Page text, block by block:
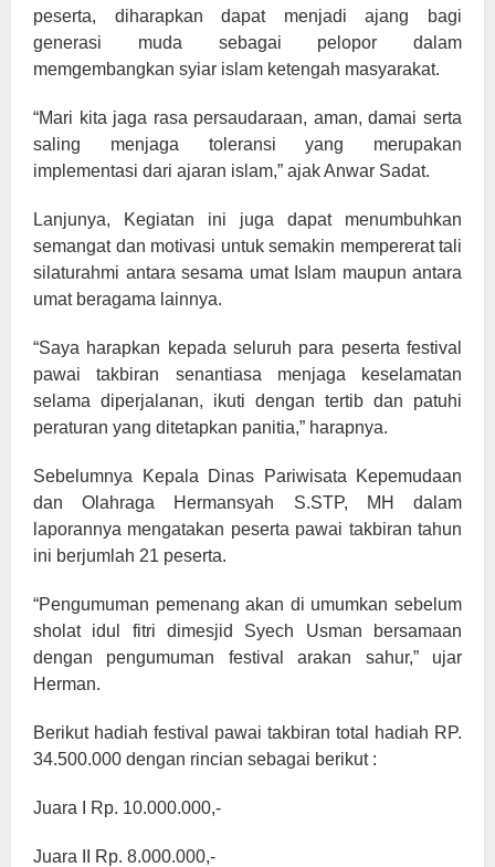
peserta, diharapkan dapat menjadi ajang bagi
generasi muda sebagai pelopor dalam
memgembangkan syiar islam ketengah masyarakat.
“Mari kita jaga rasa persaudaraan, aman, damai serta
saling menjaga toleransi yang merupakan
implementasi dari ajaran islam,” ajak Anwar Sadat.
Lanjunya, Kegiatan ini juga dapat menumbuhkan
semangat dan motivasi untuk semakin mempererat tali
silaturahmi antara sesama umat Islam maupun antara
umat beragama lainnya.
“Saya harapkan kepada seluruh para peserta festival
pawai takbiran senantiasa menjaga keselamatan
selama diperjalanan, ikuti dengan tertib dan patuhi
peraturan yang ditetapkan panitia,” harapnya.
Sebelumnya Kepala Dinas Pariwisata Kepemudaan
dan Olahraga Hermansyah S.STP, MH dalam
laporannya mengatakan peserta pawai takbiran tahun
ini berjumlah 21 peserta.
“Pengumuman pemenang akan di umumkan sebelum
sholat idul fitri dimesjid Syech Usman bersamaan
dengan pengumuman festival arakan sahur,” ujar
Herman.
Berikut hadiah festival pawai takbiran total hadiah RP.
34.500.000 dengan rincian sebagai berikut :
Juara I Rp. 10.000.000,-
Juara II Rp. 8.000.000,-